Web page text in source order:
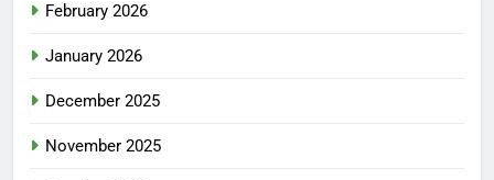
February 2026
January 2026
December 2025
November 2025